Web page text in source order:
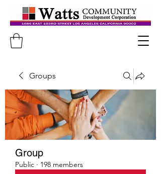
Groups
Group
Public · 198 members